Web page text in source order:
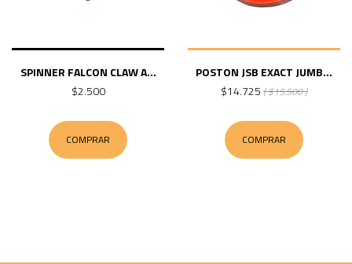
SPINNER FALCON CLAW A...
$2.500
COMPRAR
POSTON JSB EXACT JUMB...
$14.725 ( $15.500 )
COMPRAR